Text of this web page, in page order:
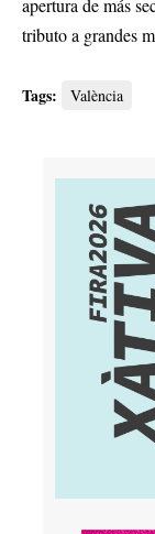
apertura de más
tributo a grandes
Tags: València